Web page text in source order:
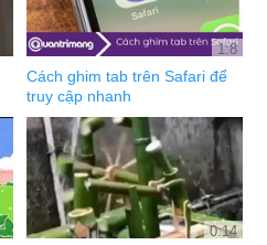
1:8
Cách ghim tab trên Safari để
truy cập nhanh
0:14